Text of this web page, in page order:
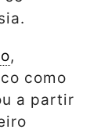
,
como
a partir